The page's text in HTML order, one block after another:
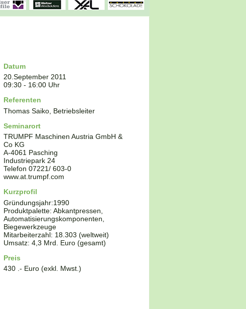
Datum
20.September 2011
09:30 - 16:00 Uhr
Referenten
Thomas Saiko, Betriebsleiter
Seminarort
TRUMPF Maschinen Austria GmbH &
Co KG
A-4061 Pasching
Industriepark 24
Telefon07221/ 603-0
www.at.trumpf.com
Kurzprofil
Gründungsjahr:1990
Produktpalette:Abkantpressen,
Automatisierungskomponenten,
Biegewerkzeuge
Mitarbeiterzahl: 18.303 (weltweit)
Umsatz: 4,3 Mrd. Euro (gesamt)
Preis
430 .- Euro (exkl. Mwst.)